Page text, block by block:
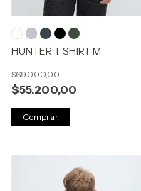
HUNTER T SHIRT M
$55.200,00
$69.000,00
Comprar